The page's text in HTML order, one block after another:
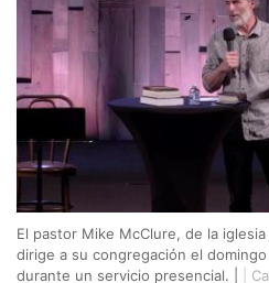
El pastor Mike McClure, de la
dirige a su congregación el
durante un servicio presencial. |